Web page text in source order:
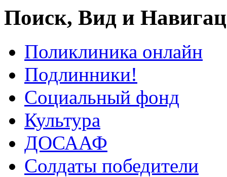
Поиск, Вид и
Поликлиника онлайн
Подлинники!
Социальный фонд
Культура
ДОСААФ
Солдаты победители